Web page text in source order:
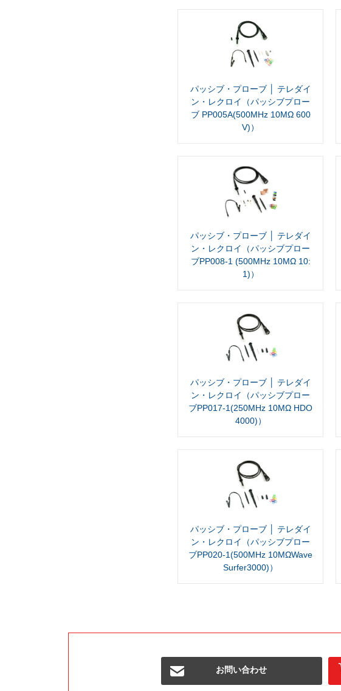
パッシブ・プローブ │ テレダイ
ン・レクロイ（パッシブプロー
ブ PP005A(500MHz 10MΩ 600
V)）
パッシブ・プローブ │ テレダイ
ン・レクロイ（パッシブプロー
ブPP008-1 (500MHz 10MΩ 10:
1)）
パッシブ・プローブ │ テレダイ
ン・レクロイ（パッシブプロー
ブPP017-1(250MHz 10MΩ HDO
4000)）
パッシブ・プローブ │ テレダイ
ン・レクロイ（パッシブプロー
ブPP020-1(500MHz 10MΩWave
Surfer3000)）
お問い合わせ